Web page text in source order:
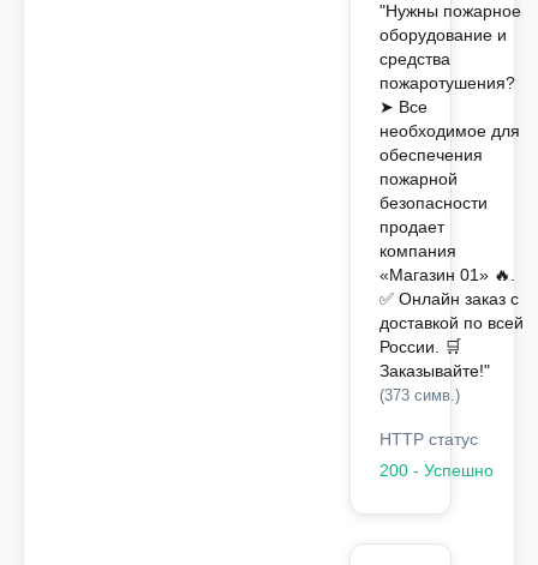
"Нужны пожарное
оборудование и
средства
пожаротушения?
➤ Все
необходимое для
обеспечения
пожарной
безопасности
продает
компания
«Магазин 01» 🔥.
✅ Онлайн заказ с
доставкой по всей
России. 🛒
Заказывайте!"
(373 симв.)
HTTP статус
200 - Успешно